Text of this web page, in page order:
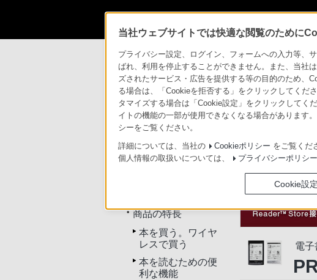
商品情報・ストア ソニーの電子書籍 PRS-G1 特
ソニーの電子書籍
トップ
商品の特長
本を買う。ワイヤ
レスで買う
本を読むための便
利な機能
電
当社ウェブサイトでは快適な閲覧のために
プライバシー設定、ログイン、フォームへの入力等、
ばれ、利用を停止することができません。また、当社
ズされたサービス・広告を提供する等の目的のため、
る場合は、「Cookieを拒否する」をクリックしてくだ
タマイズする場合は「Cookie設定」をクリックしてく
イトの機能の一部が使用できなくなる場合があります
シーをご覧ください。
詳細については、当社の Cookieポリシー をご覧くだ
個人情報の取扱いについては、
プライバシーポリシー
Cookie設定